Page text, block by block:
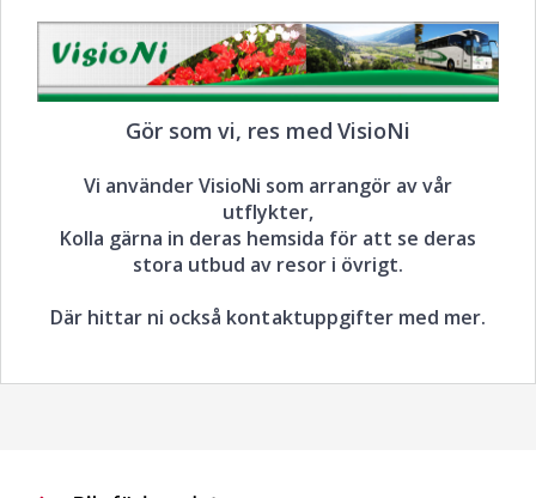
Gör som vi, res med VisioNi
Vi använder VisioNi som arrangör av vår
utflykter,
Kolla gärna in deras hemsida för att se deras
stora utbud av resor i övrigt.
Där hittar ni också kontaktuppgifter med mer.